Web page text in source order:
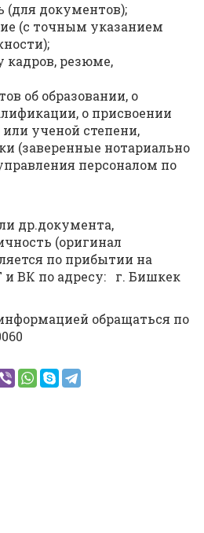
(для документов);
(с точным указанием
кадров, резюме,
об образовании, о
о присвоении
ученой степени,
(заверенные нотариально
персоналом по
др.документа,
(оригинал
по прибытии на
ВК по адресу: г. Бишкек
обращаться по